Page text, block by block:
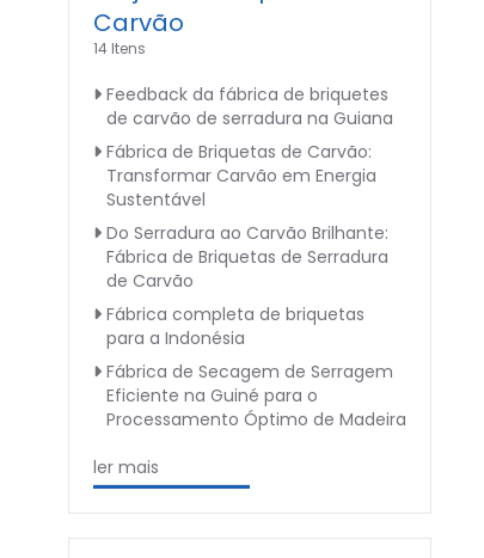
Carvão
14 Itens
Feedback da fábrica de briquetes
de carvão de serradura na Guiana
Fábrica de Briquetas de Carvão:
Transformar Carvão em Energia
Sustentável
Do Serradura ao Carvão Brilhante:
Fábrica de Briquetas de Serradura
de Carvão
Fábrica completa de briquetas
para a Indonésia
Fábrica de Secagem de Serragem
Eficiente na Guiné para o
Processamento Óptimo de Madeira
ler mais